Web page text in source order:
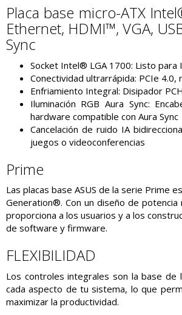
Placa base micro-ATX
Ethernet, HDMI™, VGA,
Sync
Socket Intel® LGA 1700: Listo
Conectividad ultrarrápida: PCIe 4.0,
Enfriamiento Integral: Disipador
Iluminación RGB Aura Sync:
hardware compatible con Aura Sync
Cancelación de ruido IA
juegos o videoconferencias
Prime
Las placas base ASUS de la serie Prime
Generation®. Con un diseño de
proporciona a los usuarios y a los
de software y firmware.
FLEXIBILIDAD
Los controles integrales son la base de
cada aspecto de tu sistema, lo que
maximizar la productividad.